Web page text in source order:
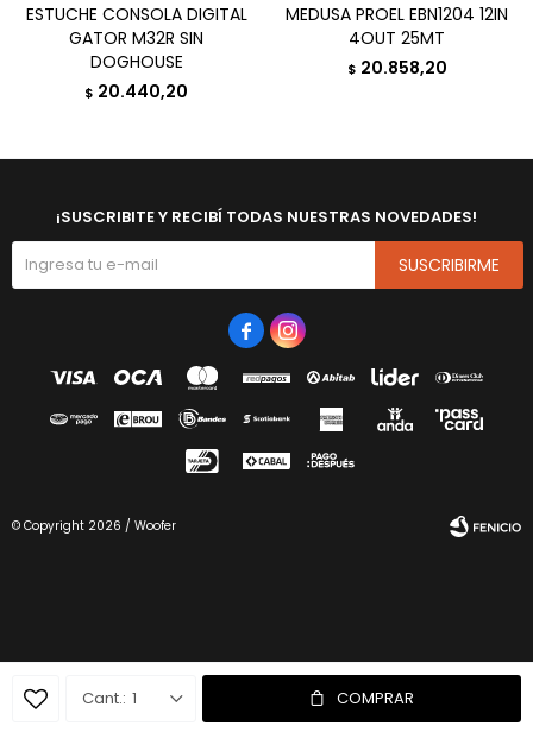
1 COMPRAR
ESTUCHE CONSOLA DIGITAL
GATOR M32R SIN
DOGHOUSE
$ 20.440,20
MEDUSA PROEL EBN1204 12IN
4OUT 25MT
$ 20.858,20
¡SUSCRIBITE Y RECIBÍ TODAS NUESTRAS NOVEDADES!
SUSCRIBIRME
 
© Copyright 2026 / Woofer